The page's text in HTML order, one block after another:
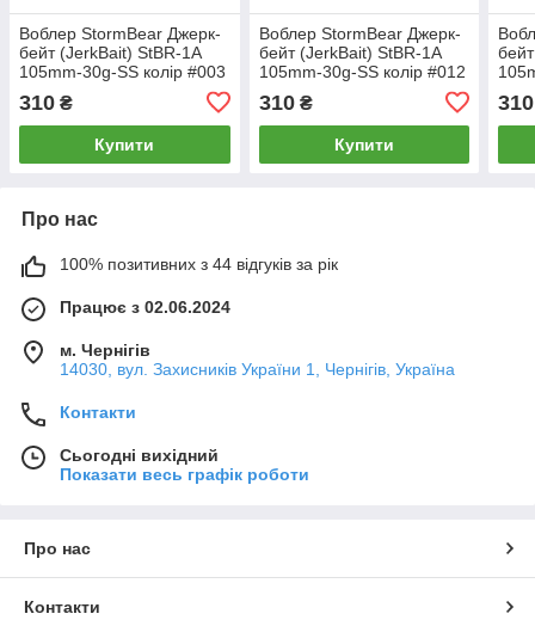
Воблер StormBear Джерк-
бейт (JerkBait) StBR-1A
105mm-30g-SS колір #003
310 ₴
Купити
Воблер StormBear Джерк-
бейт (JerkBait) StBR-1A
105mm-30g-SS колір #012
310₴
Купити
310
Про нас
100% позитивних з 44 відгуків за рік
Працює з 02.06.2024
м. Чернігів
14030, вул. Захисників України 1, Чернігів, Україна
Контакти
Сьогодні вихідний
Показати весь графік роботи
Про нас
Контакти